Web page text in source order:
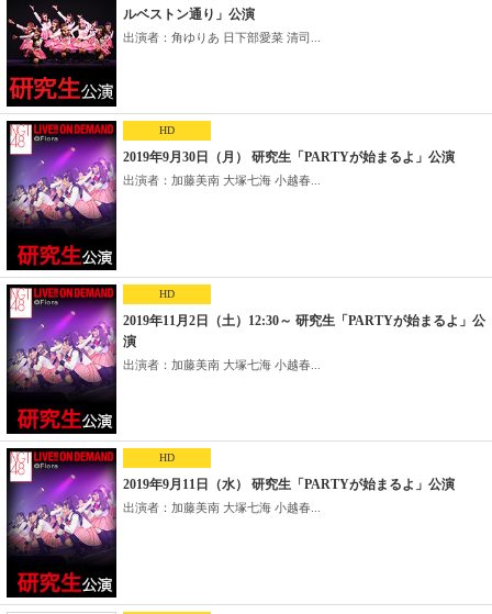
ルベストン通り」公演
出演者：角ゆりあ 日下部愛菜 清司...
HD
2019年9月30日（月） 研究生「PARTYが始まるよ」公演
出演者：加藤美南 大塚七海 小越春...
HD
2019年11月2日（土）12:30～ 研究生「PARTYが始まるよ」公
演
出演者：加藤美南 大塚七海 小越春...
HD
2019年9月11日（水） 研究生「PARTYが始まるよ」公演
出演者：加藤美南 大塚七海 小越春...